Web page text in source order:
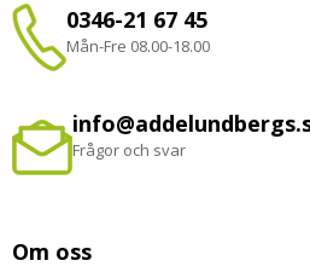
0346-21 67 45
Mån-Fre 08.00-18.00
Frågor och svar
Om oss